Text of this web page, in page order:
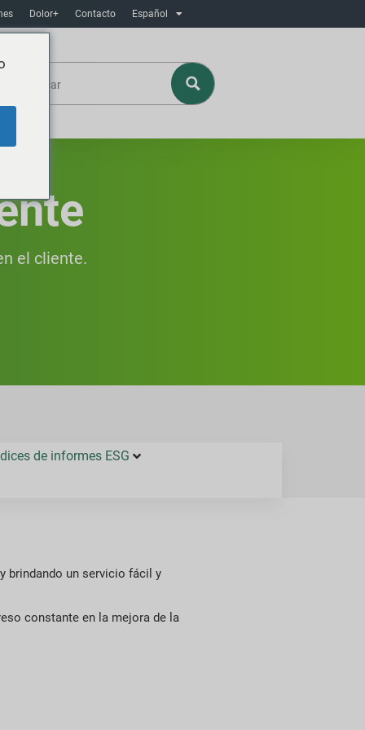
Dolor+ Contacto Español
el cliente.
de informes ESG
brindando un servicio fácil y
constante en la mejora de la